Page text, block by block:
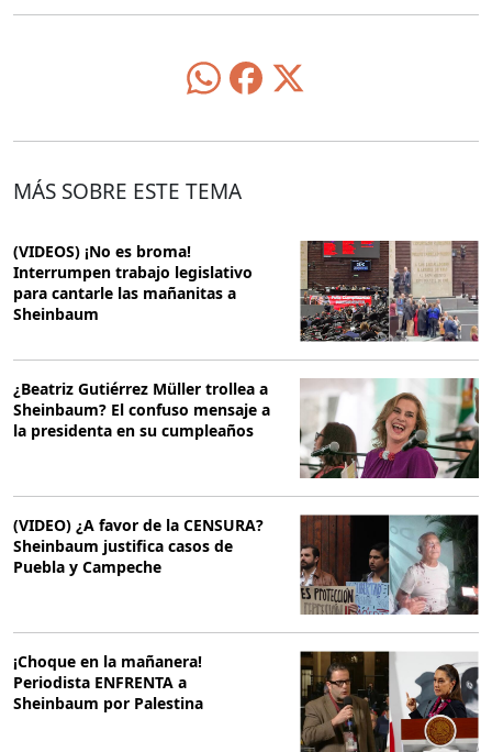
MÁS SOBRE ESTE TEMA
(VIDEOS) ¡No es broma!
Interrumpen trabajo legislativo
para cantarle las mañanitas a
Sheinbaum
¿Beatriz Gutiérrez Müller trollea a
Sheinbaum? El confuso mensaje a
la presidenta en su cumpleaños
(VIDEO) ¿A favor de la CENSURA?
Sheinbaum justifica casos de
Puebla y Campeche
¡Choque en la mañanera!
Periodista ENFRENTA a
Sheinbaum por Palestina